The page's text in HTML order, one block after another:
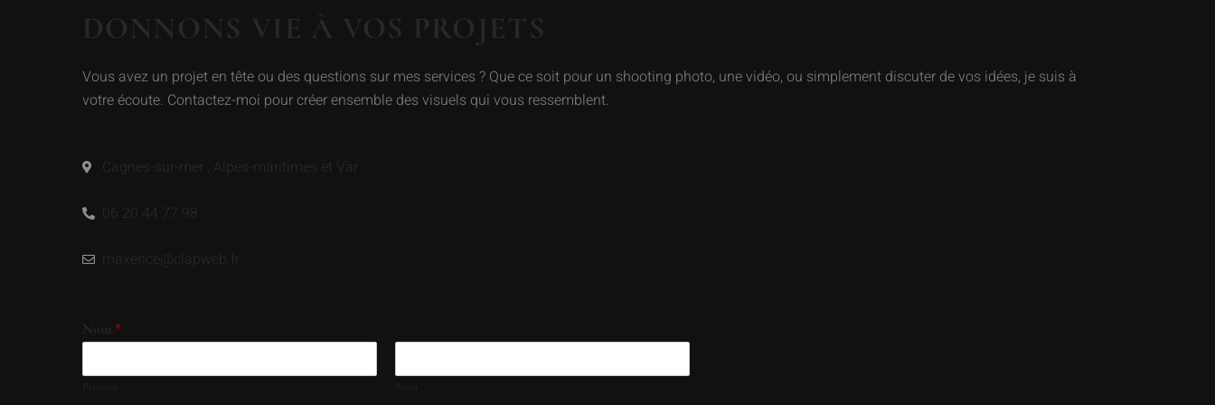
DONNONS VIE À VOS PROJETS
Vous avez un projet en tête ou des questions sur mes services ? Que ce soit pour un shooting photo, une vidéo, ou simplement discuter de vos idées, je suis à
votre écoute. Contactez-moi pour créer ensemble des visuels qui vous ressemblent.
Cagnes-sur-mer , Alpes-maritimes et Var
06 20 44 77 98
maxence@clapweb.fr
Nom *